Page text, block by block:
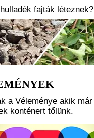
fajták léteznek?
a Véleménye akik már
konténert tőlünk.